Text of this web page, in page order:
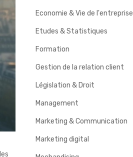
Economie & Vie de l'entreprise
Etudes & Statistiques
Formation
Gestion de la relation client
Législation & Droit
Management
Marketing & Communication
Marketing digital